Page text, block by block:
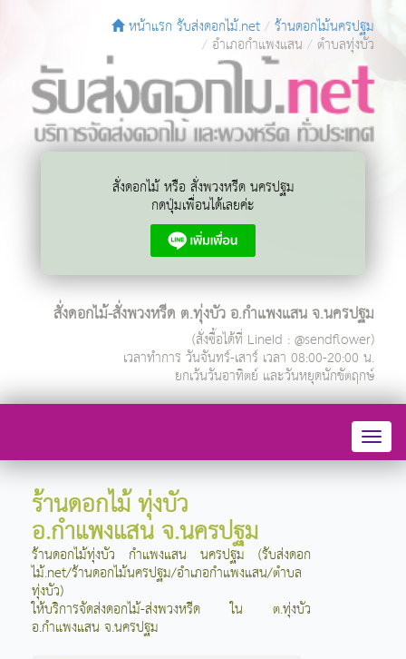
หน้าแรก รับส่งดอกไม้.net ร้านดอกไม้นครปฐม
อำเภอกำแพงแสน ตำบลทุ่งบัว
สั่งดอกไม้ หรือ สั่งพวงหรีด นครปฐม
กดปุ่มเพื่อนได้เลยค่ะ
สั่งดอกไม้-สั่งพวงหรีด ต.ทุ่งบัว อ.กำแพงแสน จ.นครปฐม
(สั่งซื้อได้ที่ LineId : @sendflower)
เวลาทำการ วันจันทร์-เสาร์ เวลา 08:00-20:00 น.
ยกเว้นวันอาทิตย์ และวันหยุดนักขัตฤกษ์
ร้านดอกไม้ ทุ่งบัว
อ.กำแพงแสน จ.นครปฐม
ร้านดอกไม้ทุ่งบัว กำแพงแสน นครปฐม (รับส่งดอก
ไม้.net/ร้านดอกไม้นครปฐม/อำเภอกำแพงแสน/ตำบล
ทุ่งบัว)
ให้บริการจัดส่งดอกไม้-ส่งพวงหรีด ใน ต.ทุ่งบัว
อ.กำแพงแสน จ.นครปฐม